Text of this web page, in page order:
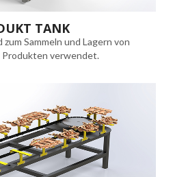
TANK
Sammeln und Lagern von
verwendet.